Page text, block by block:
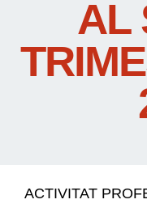
AL
ACTIVITAT